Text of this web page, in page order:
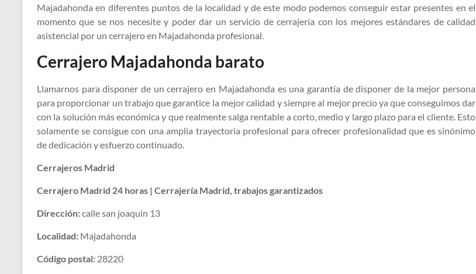
Majadahonda en diferentes puntos de la localidad y de este modo podemos conseguir estar presentes en el
momento que se nos necesite y poder dar un servicio de cerrajería con los mejores estándares de calidad
asistencial por un cerrajero en Majadahonda profesional.
Cerrajero Majadahonda barato
Llamarnos para disponer de un cerrajero en Majadahonda es una garantía de disponer de la mejor persona
para proporcionar un trabajo que garantice la mejor calidad y siempre al mejor precio ya que conseguimos dar
con la solución más económica y que realmente salga rentable a corto, medio y largo plazo para el cliente. Esto
solamente se consigue con una amplia trayectoria profesional para ofrecer profesionalidad que es sinónimo
de dedicación y esfuerzo continuado.
Cerrajeros Madrid
Cerrajero Madrid 24 horas | Cerrajería Madrid, trabajos garantizados
Dirección:calle san joaquin 13
Localidad: Majadahonda
Código postal: 28220